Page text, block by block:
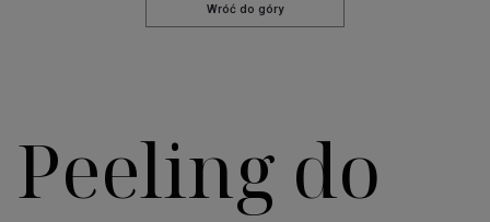
Wróć do góry
Peeling do